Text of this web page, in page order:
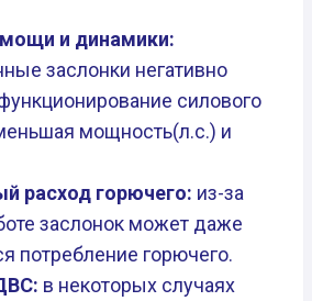
и динамики:
заслонки негативно
силового
мощность(л.с.) и
расход горючего: из-за
заслонок может даже
потребление горючего.
в некоторых случаях